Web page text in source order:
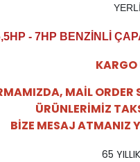
- 7HP BENZİNLİ
KARGO
MAİL ORDER
ÜRÜNLERİMİZ
BİZE MESAJ ATMANIZ
65